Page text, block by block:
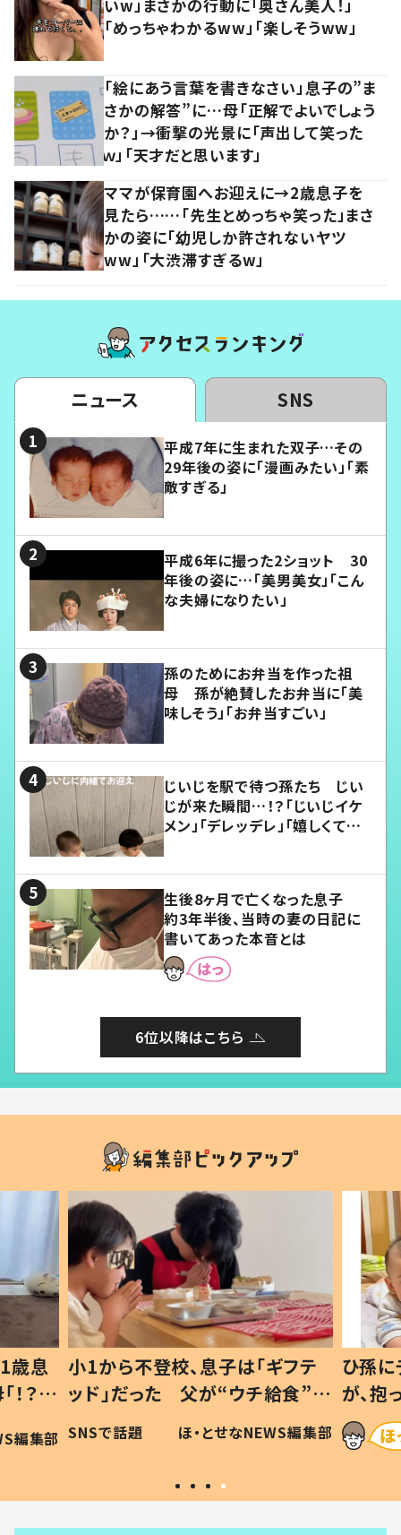
いw」まさかの行動に「奥さん美人！」
「めっちゃわかるww」「楽しそうww」
「絵にあう言葉を書きなさい」息子の”ま
さかの解答”に…母「正解でよいでしょう
か？」→衝撃の光景に「声出して笑った
ｗ」「天才だと思います」
ママが保育園へお迎えに→2歳息子を
見たら……「先生とめっちゃ笑った」まさ
かの姿に「幼児しか許されないヤツ
ww」「大渋滞すぎるw」
ニュース SNS
平成7年に生まれた双子…その
29年後の姿に「漫画みたい」「素
敵すぎる」
平成6年に撮った2ショット 30
年後の姿に…「美男美女」「こん
な夫婦になりたい」
孫のためにお弁当を作った祖
母 孫が絶賛したお弁当に「美
味しそう」「お弁当すごい」
じいじを駅で待つ孫たち じい
じが来た瞬間…！？「じいじイケ
メン」「デレッデレ」「嬉しくて可
生後8ヶ月で亡くなった息子
約3年半後、当時の妻の日記に
書いてあった本音とは
6位以降はこちら
歳息
？」
編集部
小1から不登校、息子は「ギフテ
ッド」だった 父が“ウチ給食”を
作り続ける理由とは #令和の親
#令和の子
SNSで話題 ほ・とせなNEWS編集部
ひ孫
が、
「涙が
い」